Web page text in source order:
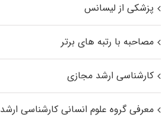
پزشکی از لیسانس
مصاحبه با رتبه های برتر
کارشناسی ارشد مجازی
معرفی گروه علوم انسانی کارشناسی ارشد